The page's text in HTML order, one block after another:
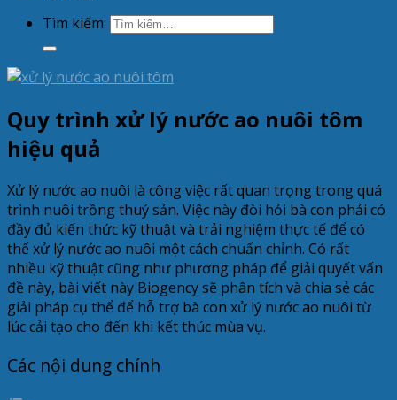
Tìm kiếm:
Quy trình xử lý nước ao nuôi tôm
hiệu quả
Xử lý nước ao nuôi là công việc rất quan trọng trong quá
trình nuôi trồng thuỷ sản. Việc này đòi hỏi bà con phải có
đầy đủ kiến thức kỹ thuật và trải nghiệm thực tế để có
thể xử lý nước ao nuôi một cách chuẩn chỉnh. Có rất
nhiều kỹ thuật cũng như phương pháp để giải quyết vấn
đề này, bài viết này Biogency sẽ phân tích và chia sẻ các
giải pháp cụ thể để hỗ trợ bà con xử lý nước ao nuôi từ
lúc cải tạo cho đến khi kết thúc mùa vụ.
Các nội dung chính